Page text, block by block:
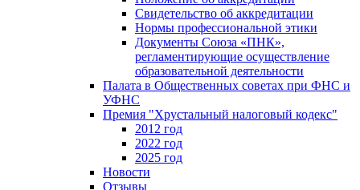
Свидетельство об аккредитации
Нормы профессиональной этики
Документы Союза «ПНК»,
регламентирующие осуществление
образовательной деятельности
Палата в Общественных советах при ФНС и
УФНС
Премия "Хрустальный налоговый кодекс"
2012 год
2022 год
2025 год
Новости
Отзывы